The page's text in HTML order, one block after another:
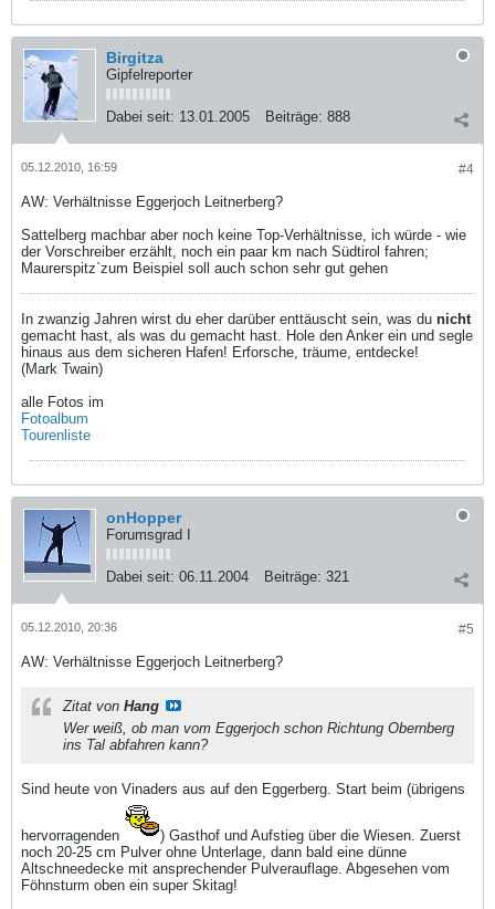
Birgitza
Gipfelreporter
Dabei seit: 13.01.2005 Beiträge: 888
#4
05.12.2010, 16:59
AW: Verhältnisse Eggerjoch Leitnerberg?
Sattelberg machbar aber noch keine Top-Verhältnisse, ich würde - wie
der Vorschreiber erzählt, noch ein paar km nach Südtirol fahren;
Maurerspitz`zum Beispiel soll auch schon sehr gut gehen
In zwanzig Jahren wirst du eher darüber enttäuscht sein, was du nicht
gemacht hast, als was du gemacht hast. Hole den Anker ein und segle
hinaus aus dem sicheren Hafen! Erforsche, träume, entdecke!
(Mark Twain)
alle Fotos im
Fotoalbum
Tourenliste
onHopper
Forumsgrad I
Dabei seit: 06.11.2004 Beiträge: 321
#5
05.12.2010, 20:36
AW: Verhältnisse Eggerjoch Leitnerberg?
Zitat von Hang
Wer weiß, ob man vom Eggerjoch schon Richtung Obernberg
ins Tal abfahren kann?
Sind heute von Vinaders aus auf den Eggerberg. Start beim (übrigens
hervorragenden
) Gasthof und Aufstieg über die Wiesen. Zuerst
noch 20-25 cm Pulver ohne Unterlage, dann bald eine dünne
Altschneedecke mit ansprechender Pulverauflage. Abgesehen vom
Föhnsturm oben ein super Skitag!